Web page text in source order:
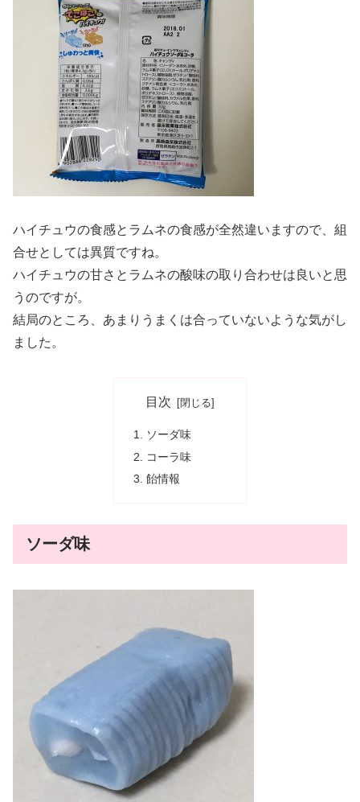
ハイチュウの食感とラムネの食感が全然違いますので、組
合せとしては異質ですね。
ハイチュウの甘さとラムネの酸味の取り合わせは良いと思
うのですが。
結局のところ、あまりうまくは合っていないような気がし
ました。
目次
ソーダ味
コーラ味
飴情報
ソーダ味